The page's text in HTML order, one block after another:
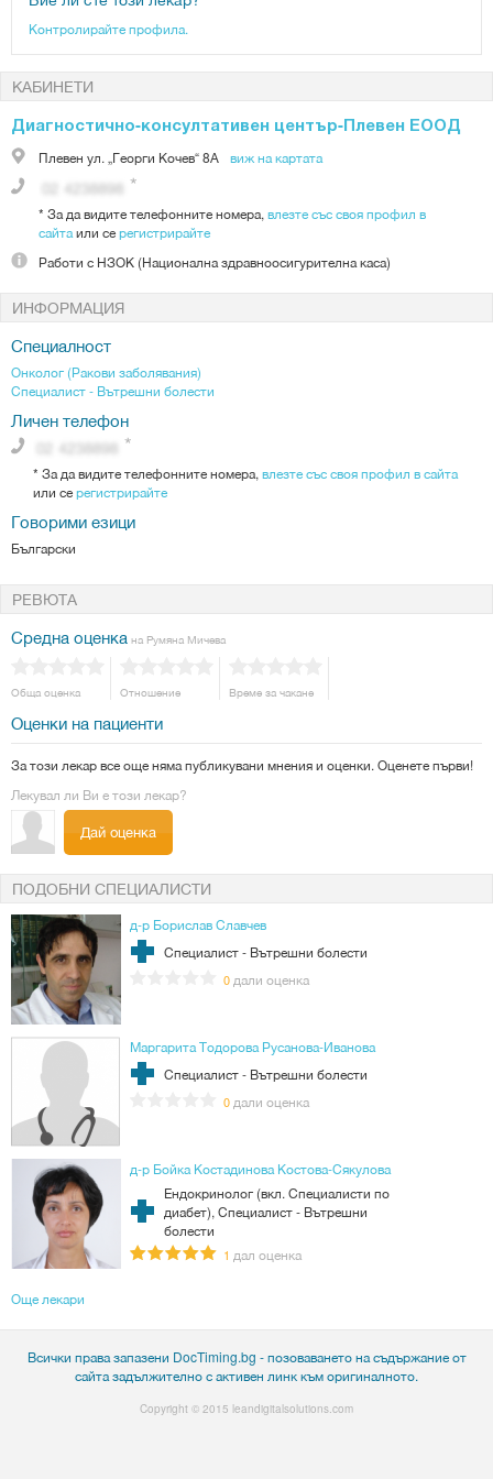
Контролирайте профила.
КАБИНЕТИ
Диагностично-консултативен център-Плевен ЕООД
Плевен ул. „Георги Кочев“ 8А виж на картата
* За да видите телефонните номера, влезте със своя профил в
сайтаили серегистрирайте
Работи с НЗОК (Национална здравноосигурителна каса)
ИНФОРМАЦИЯ
Специалност
Онколог (Ракови заболявания)
Специалист - Вътрешни болести
Личен телефон
* За да видите телефонните номера, влезте със своя профил в сайта
или серегистрирайте
Говорими езици
Български
РЕВЮТА
Средна оценка на Румяна Мичева
Обща оценка Отношение Време за чакане
Оценки на пациенти
За този лекар все още няма публикувани мнения и оценки. Оценете първи!
Лекувал ли Ви е този лекар?
Дай оценка
ПОДОБНИ СПЕЦИАЛИСТИ
д-р Борислав Славчев
Специалист - Вътрешни болести
0 дали оценка
Маргарита Тодорова Русанова-Иванова
Специалист - Вътрешни болести
0 дали оценка
д-р Бойка Костадинова Костова-Сякулова
Ендокринолог (вкл. Специалисти по
диабет), Специалист - Вътрешни
болести
1 дал оценка
Още лекари
Всички права запазени DocTiming.bg - позоваването на съдържание от
сайта задължително с активен линк към оригиналното.
Copyright © 2015 leandigitalsolutions.com